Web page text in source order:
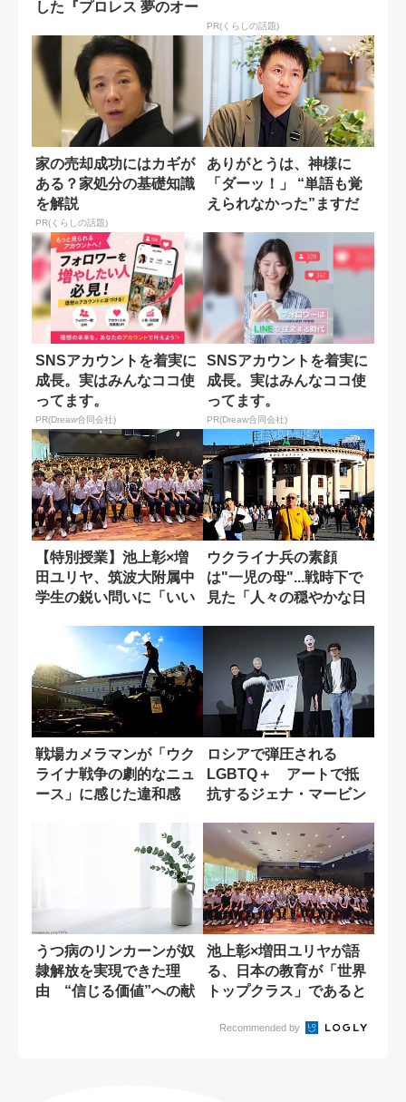
した『プロレス 夢のオー
PR(くらしの話題)
家の売却成功にはカギが
ある？家処分の基礎知識
を解説
PR(くらしの話題)
ありがとうは、神様に
「ダーッ！」 “単語も覚
えられなかった”ますだ
SNSアカウントを着実に
成長。実はみんなココ使
ってます。
PR(Dreaw合同会社)
SNSアカウントを着実に
成長。実はみんなココ使
ってます。
PR(Dreaw合同会社)
【特別授業】池上彰×増
田ユリヤ、筑波大附属中
学生の鋭い問いに「いい
ウクライナ兵の素顔
は"一児の母"...戦時下で
見た「人々の穏やかな日
戦場カメラマンが「ウク
ライナ戦争の劇的なニュ
ース」に感じた違和感
ロシアで弾圧される
LGBTQ＋ アートで抵
抗するジェナ・マービン
うつ病のリンカーンが奴
隷解放を実現できた理
由 “信じる価値”への献
池上彰×増田ユリヤが語
る、日本の教育が「世界
トップクラス」であると
Recommended by